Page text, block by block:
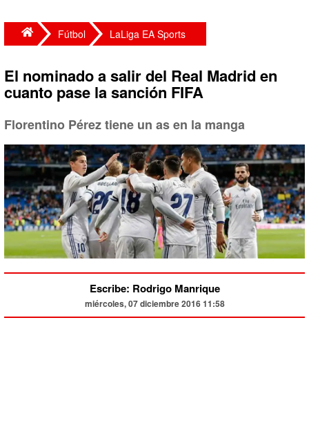
Fútbol LaLiga EA Sports
El nominado a salir del Real Madrid en
cuanto pase la sanción FIFA
Florentino Pérez tiene un as en la manga
Escribe: Rodrigo Manrique
miércoles, 07 diciembre 2016 11:58